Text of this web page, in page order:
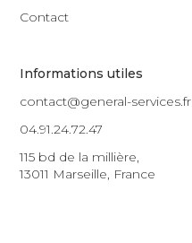
Contact
Informations utiles
contact@general-services.fr
04.91.24.72.47
115 bd de la millière,
13011 Marseille, France